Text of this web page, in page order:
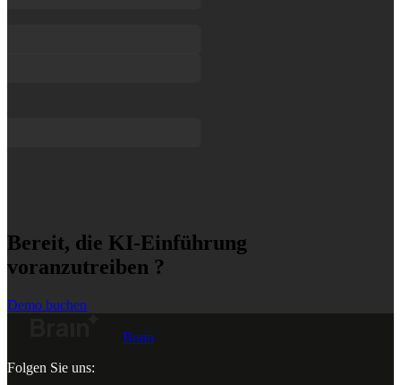
Bereit, die KI-Einführung
voranzutreiben ?
Demo buchen
Brain
Folgen Sie uns: